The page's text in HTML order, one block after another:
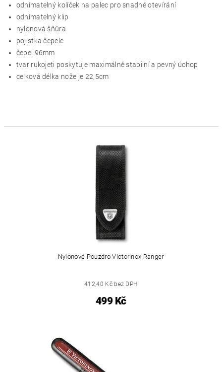
odnímatelný kolíček na palec pro snadné otevírání
odnímatelný klip
nylonová šňůra
pojistka čepele
čepel 96mm
tvar rukojeti poskytuje maximálně stabilní a pevný úchop
celková délka nože je 22,5cm
Nylonové Pouzdro Victorinox Ranger
412,40 Kč bez DPH
499 Kč